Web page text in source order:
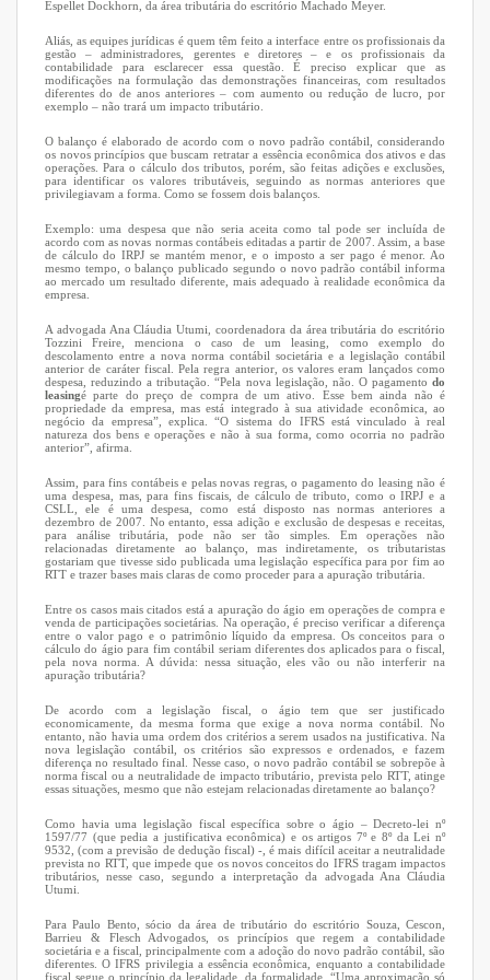
Espellet Dockhorn, da área tributária do escritório Machado Meyer.
Aliás, as equipes jurídicas é quem têm feito a interface entre os profissionais da
gestão – administradores, gerentes e diretores – e os profissionais da
contabilidade para esclarecer essa questão. É preciso explicar que as
modificações na formulação das demonstrações financeiras, com resultados
diferentes do de anos anteriores – com aumento ou redução de lucro, por
exemplo – não trará um impacto tributário.
O balanço é elaborado de acordo com o novo padrão contábil, considerando
os novos princípios que buscam retratar a essência econômica dos ativos e das
operações. Para o cálculo dos tributos, porém, são feitas adições e exclusões,
para identificar os valores tributáveis, seguindo as normas anteriores que
privilegiavam a forma. Como se fossem dois balanços.
Exemplo: uma despesa que não seria aceita como tal pode ser incluída de
acordo com as novas normas contábeis editadas a partir de 2007. Assim, a base
de cálculo do IRPJ se mantém menor, e o imposto a ser pago é menor. Ao
mesmo tempo, o balanço publicado segundo o novo padrão contábil informa
ao mercado um resultado diferente, mais adequado à realidade econômica da
empresa.
A advogada Ana Cláudia Utumi, coordenadora da área tributária do escritório
Tozzini Freire, menciona o caso de um leasing, como exemplo do
descolamento entre a nova norma contábil societária e a legislação contábil
anterior de caráter fiscal. Pela regra anterior, os valores eram lançados como
despesa, reduzindo a tributação. “Pela nova legislação, não. O pagamento do
leasingé parte do preço de compra de um ativo. Esse bem ainda não é
propriedade da empresa, mas está integrado à sua atividade econômica, ao
negócio da empresa”, explica. “O sistema do IFRS está vinculado à real
natureza dos bens e operações e não à sua forma, como ocorria no padrão
anterior”, afirma.
Assim, para fins contábeis e pelas novas regras, o pagamento do leasing não é
uma despesa, mas, para fins fiscais, de cálculo de tributo, como o IRPJ e a
CSLL, ele é uma despesa, como está disposto nas normas anteriores a
dezembro de 2007. No entanto, essa adição e exclusão de despesas e receitas,
para análise tributária, pode não ser tão simples. Em operações não
relacionadas diretamente ao balanço, mas indiretamente, os tributaristas
gostariam que tivesse sido publicada uma legislação específica para por fim ao
RTT e trazer bases mais claras de como proceder para a apuração tributária.
Entre os casos mais citados está a apuração do ágio em operações de compra e
venda de participações societárias. Na operação, é preciso verificar a diferença
entre o valor pago e o patrimônio líquido da empresa. Os conceitos para o
cálculo do ágio para fim contábil seriam diferentes dos aplicados para o fiscal,
pela nova norma. A dúvida: nessa situação, eles vão ou não interferir na
apuração tributária?
De acordo com a legislação fiscal, o ágio tem que ser justificado
economicamente, da mesma forma que exige a nova norma contábil. No
entanto, não havia uma ordem dos critérios a serem usados na justificativa. Na
nova legislação contábil, os critérios são expressos e ordenados, e fazem
diferença no resultado final. Nesse caso, o novo padrão contábil se sobrepõe à
norma fiscal ou a neutralidade de impacto tributário, prevista pelo RTT, atinge
essas situações, mesmo que não estejam relacionadas diretamente ao balanço?
Como havia uma legislação fiscal específica sobre o ágio – Decreto-lei nº
1597/77 (que pedia a justificativa econômica) e os artigos 7º e 8º da Lei nº
9532, (com a previsão de dedução fiscal) -, é mais difícil aceitar a neutralidade
prevista no RTT, que impede que os novos conceitos do IFRS tragam impactos
tributários, nesse caso, segundo a interpretação da advogada Ana Cláudia
Utumi.
Para Paulo Bento, sócio da área de tributário do escritório Souza, Cescon,
Barrieu & Flesch Advogados, os princípios que regem a contabilidade
societária e a fiscal, principalmente com a adoção do novo padrão contábil, são
diferentes. O IFRS privilegia a essência econômica, enquanto a contabilidade
fiscal segue o princípio da legalidade, da formalidade. “Uma aproximação só